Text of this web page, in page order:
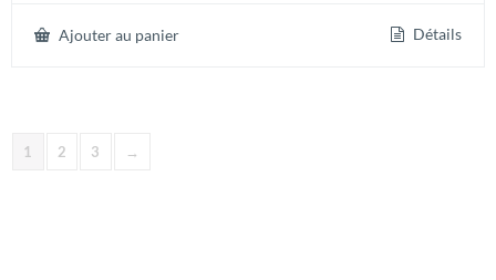
Ajouter au panier Détails
1 2 3 →